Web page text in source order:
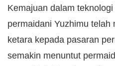
Kemajuan dalam
permaidani Yuzhimu telah
ketara kepada pasaran
semakin menuntut